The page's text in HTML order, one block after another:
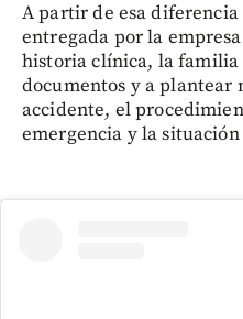
A partir de esa
entregada por la
historia clínica, la familia
documentos y a plantear
accidente, el
emergencia y la